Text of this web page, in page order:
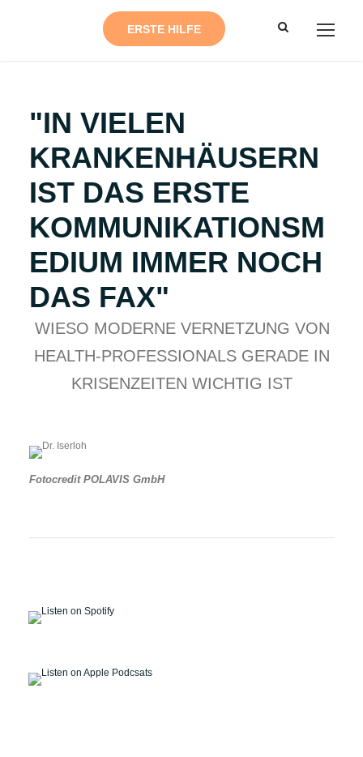
ERSTE HILFE
"IN VIELEN
KRANKENHÄUSERN
IST DAS ERSTE
KOMMUNIKATIONSM
EDIUM IMMER NOCH
DAS FAX"
WIESO MODERNE VERNETZUNG VON
HEALTH-PROFESSIONALS GERADE IN
KRISENZEITEN WICHTIG IST
Fotocredit POLAVIS GmbH